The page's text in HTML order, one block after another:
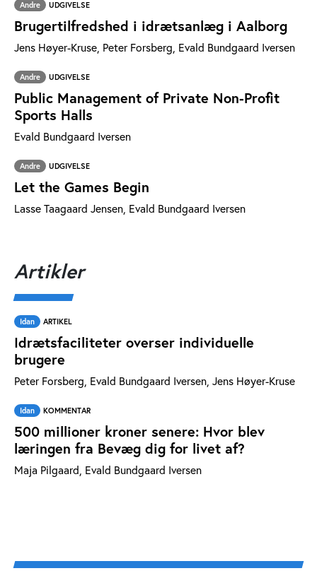
Andre UDGIVELSE
Brugertilfredshed i idrætsanlæg i Aalborg
Jens Høyer-Kruse, Peter Forsberg, Evald Bundgaard Iversen
Andre UDGIVELSE
Public Management of Private Non-Profit
Sports Halls
Evald Bundgaard Iversen
Andre UDGIVELSE
Let the Games Begin
Lasse Taagaard Jensen, Evald Bundgaard Iversen
Artikler
Idan ARTIKEL
Idrætsfaciliteter overser individuelle
brugere
Peter Forsberg, Evald Bundgaard Iversen, Jens Høyer-Kruse
Idan KOMMENTAR
500 millioner kroner senere: Hvor blev
læringen fra Bevæg dig for livet af?
Maja Pilgaard, Evald Bundgaard Iversen